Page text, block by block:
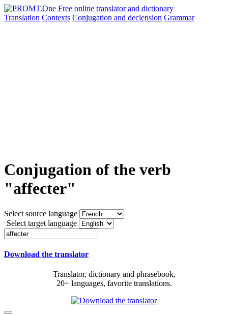
Translation Contexts Conjugation and declension Grammar
Conjugation of the verb
"affecter"
Select source language
Select target language
Download the translator
Translator, dictionary and phrasebook,
20+ languages, favorite translations.